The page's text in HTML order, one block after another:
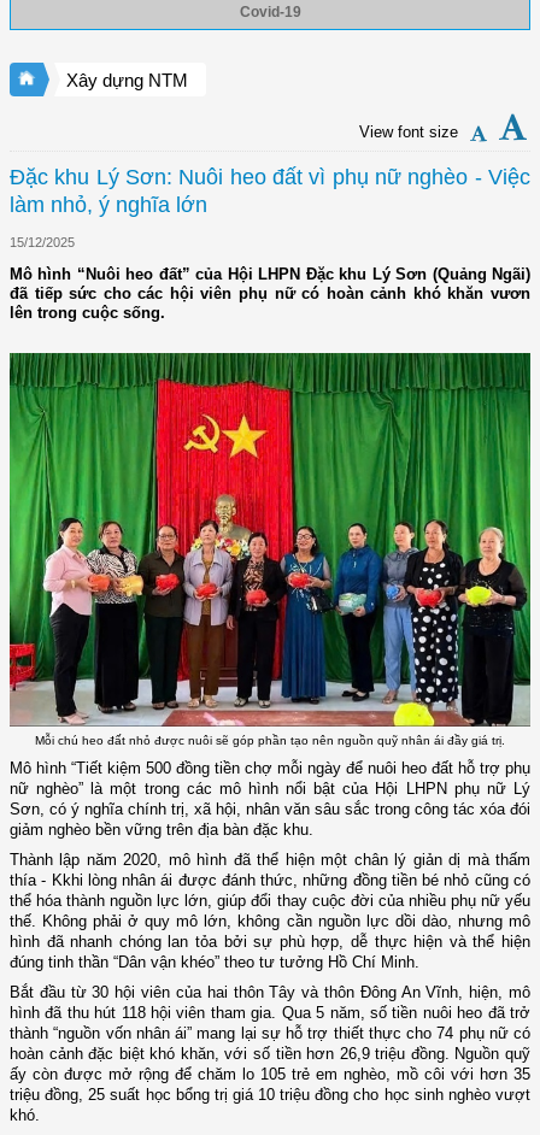
Covid-19
Xây dựng NTM
View font size
Đặc khu Lý Sơn: Nuôi heo đất vì phụ nữ nghèo - Việc
làm nhỏ, ý nghĩa lớn
15/12/2025
Mô hình “Nuôi heo đất” của Hội LHPN Đặc khu Lý Sơn (Quảng Ngãi)
đã tiếp sức cho các hội viên phụ nữ có hoàn cảnh khó khăn vươn
lên trong cuộc sống.
Mỗi chú heo đất nhỏ được nuôi sẽ góp phần tạo nên nguồn quỹ nhân ái đầy giá trị.
Mô hình “Tiết kiệm 500 đồng tiền chợ mỗi ngày để nuôi heo đất hỗ trợ phụ
nữ nghèo” là một trong các mô hình nổi bật của Hội LHPN phụ nữ Lý
Sơn, có ý nghĩa chính trị, xã hội, nhân văn sâu sắc trong công tác xóa đói
giảm nghèo bền vững trên địa bàn đặc khu.
Thành lập năm 2020, mô hình đã thể hiện một chân lý giản dị mà thấm
thía - Kkhi lòng nhân ái được đánh thức, những đồng tiền bé nhỏ cũng có
thể hóa thành nguồn lực lớn, giúp đổi thay cuộc đời của nhiều phụ nữ yếu
thế. Không phải ở quy mô lớn, không cần nguồn lực dồi dào, nhưng mô
hình đã nhanh chóng lan tỏa bởi sự phù hợp, dễ thực hiện và thể hiện
đúng tinh thần “Dân vận khéo” theo tư tưởng Hồ Chí Minh.
Bắt đầu từ 30 hội viên của hai thôn Tây và thôn Đông An Vĩnh, hiện, mô
hình đã thu hút 118 hội viên tham gia. Qua 5 năm, số tiền nuôi heo đã trở
thành “nguồn vốn nhân ái” mang lại sự hỗ trợ thiết thực cho 74 phụ nữ có
hoàn cảnh đặc biệt khó khăn, với số tiền hơn 26,9 triệu đồng. Nguồn quỹ
ấy còn được mở rộng để chăm lo 105 trẻ em nghèo, mồ côi với hơn 35
triệu đồng, 25 suất học bổng trị giá 10 triệu đồng cho học sinh nghèo vượt
khó.